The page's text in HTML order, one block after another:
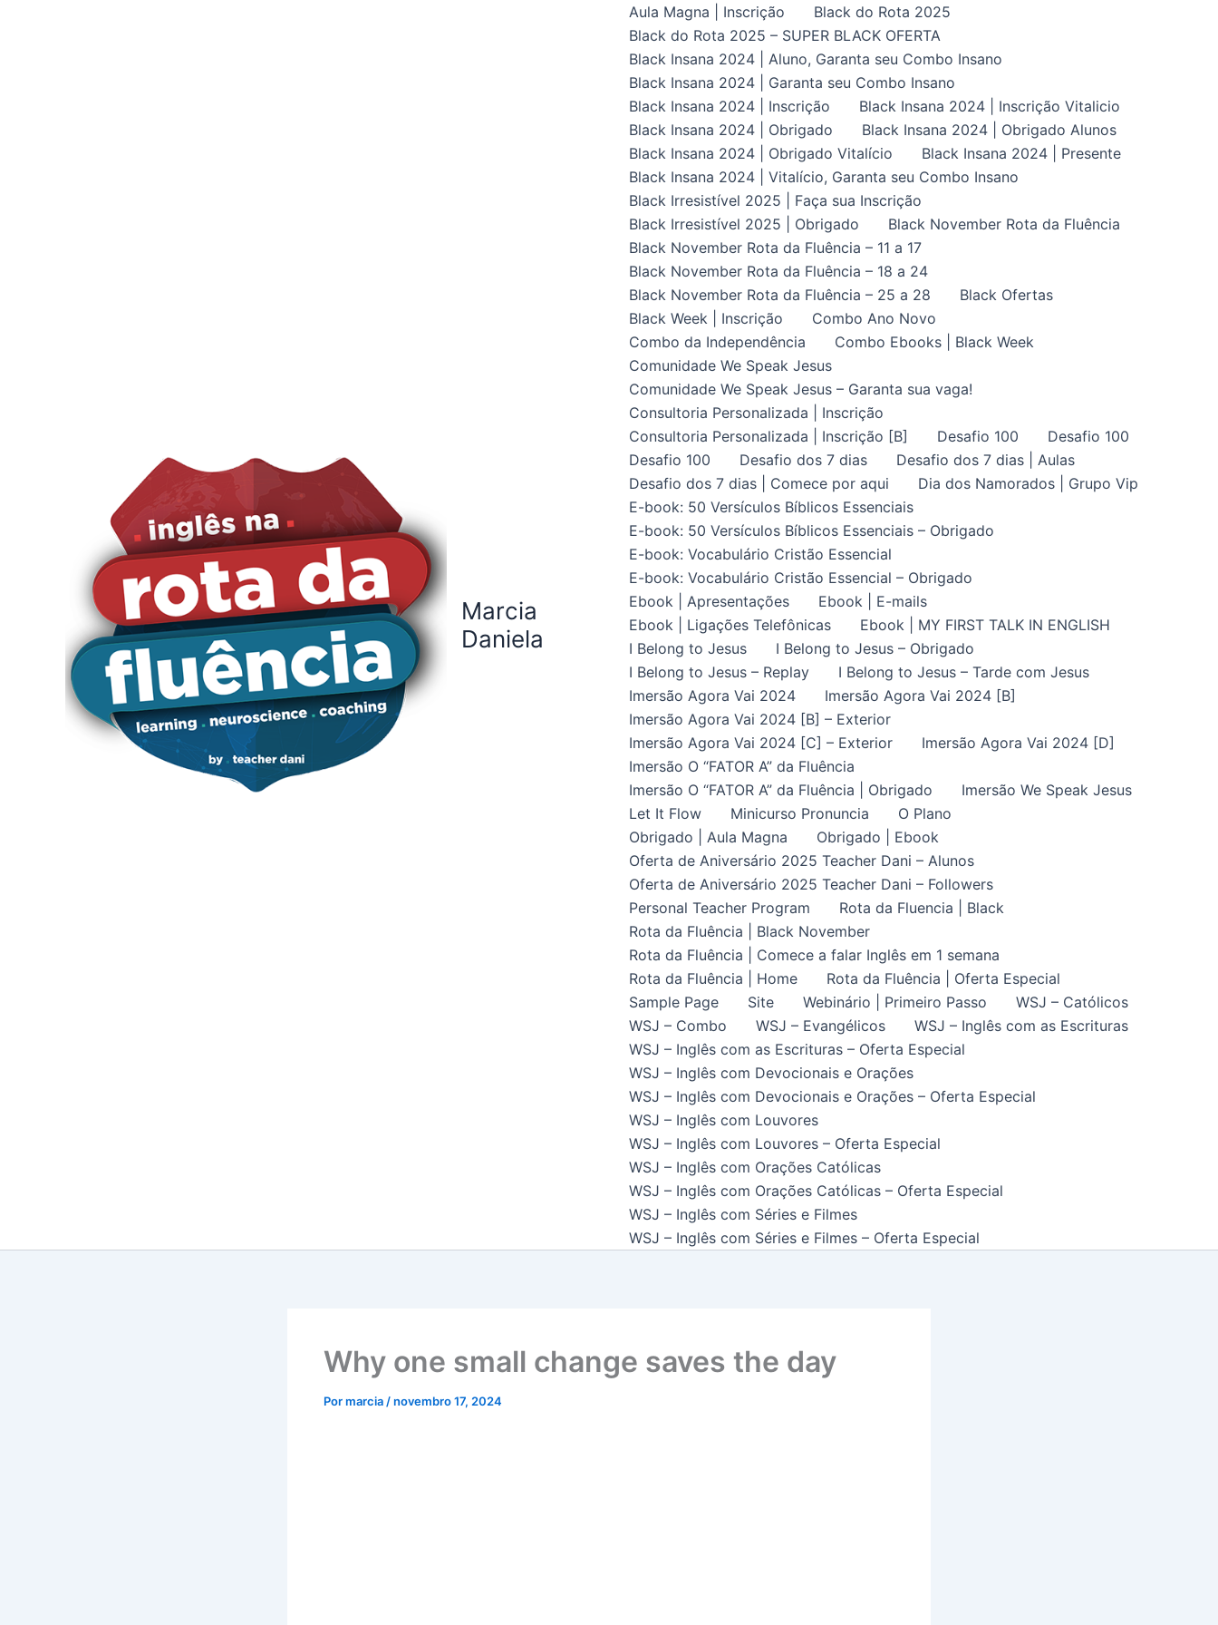
Marcia
Daniela
Aula Magna | Inscrição
Black do Rota 2025
Black do Rota 2025 – SUPER BLACK OFERTA
Black Insana 2024 | Aluno, Garanta seu Combo Insano
Black Insana 2024 | Garanta seu Combo Insano
Black Insana 2024 | Inscrição
Black Insana 2024 | Inscrição Vitalicio
Black Insana 2024 | Obrigado
Black Insana 2024 | Obrigado Alunos
Black Insana 2024 | Obrigado Vitalício
Black Insana 2024 | Presente
Black Insana 2024 | Vitalício, Garanta seu Combo Insano
Black Irresistível 2025 | Faça sua Inscrição
Black Irresistível 2025 | Obrigado
Black November Rota da Fluência
Black November Rota da Fluência – 11 a 17
Black November Rota da Fluência – 18 a 24
Black November Rota da Fluência – 25 a 28
Black Ofertas
Black Week | Inscrição
Combo Ano Novo
Combo da Independência
Combo Ebooks | Black Week
Comunidade We Speak Jesus
Comunidade We Speak Jesus – Garanta sua vaga!
Consultoria Personalizada | Inscrição
Consultoria Personalizada | Inscrição [B]
Desafio 100
Desafio 100
Desafio 100
Desafio dos 7 dias
Desafio dos 7 dias | Aulas
Desafio dos 7 dias | Comece por aqui
Dia dos Namorados | Grupo Vip
E-book: 50 Versículos Bíblicos Essenciais
E-book: 50 Versículos Bíblicos Essenciais – Obrigado
E-book: Vocabulário Cristão Essencial
E-book: Vocabulário Cristão Essencial – Obrigado
Ebook | Apresentações
Ebook | E-mails
Ebook | Ligações Telefônicas
Ebook | MY FIRST TALK IN ENGLISH
I Belong to Jesus
I Belong to Jesus – Obrigado
I Belong to Jesus – Replay
I Belong to Jesus – Tarde com Jesus
Imersão Agora Vai 2024
Imersão Agora Vai 2024 [B]
Imersão Agora Vai 2024 [B] – Exterior
Imersão Agora Vai 2024 [C] – Exterior
Imersão Agora Vai 2024 [D]
Imersão O “FATOR A” da Fluência
Imersão O “FATOR A” da Fluência | Obrigado
Imersão We Speak Jesus
Let It Flow
Minicurso Pronuncia
O Plano
Obrigado | Aula Magna
Obrigado | Ebook
Oferta de Aniversário 2025 Teacher Dani – Alunos
Oferta de Aniversário 2025 Teacher Dani – Followers
Personal Teacher Program
Rota da Fluencia | Black
Rota da Fluência | Black November
Rota da Fluência | Comece a falar Inglês em 1 semana
Rota da Fluência | Home
Rota da Fluência | Oferta Especial
Sample Page
Site Webinário | Primeiro Passo
WSJ – Católicos
WSJ – Combo
WSJ – Evangélicos
WSJ – Inglês com as Escrituras
WSJ – Inglês com as Escrituras – Oferta Especial
WSJ – Inglês com Devocionais e Orações
WSJ – Inglês com Devocionais e Orações – Oferta Especial
WSJ – Inglês com Louvores
WSJ – Inglês com Louvores – Oferta Especial
WSJ – Inglês com Orações Católicas
WSJ – Inglês com Orações Católicas – Oferta Especial
WSJ – Inglês com Séries e Filmes
WSJ – Inglês com Séries e Filmes – Oferta Especial
Why one small change saves the day
Pormarcia /novembro 17, 2024